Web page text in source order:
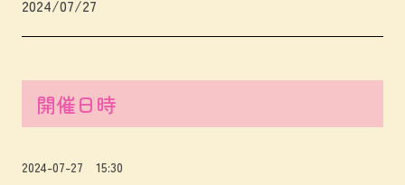
2024/07/27
開催日時
2024-07-27 15:30